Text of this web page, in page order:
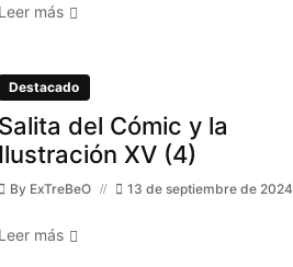
Leer más
Destacado
Salita del Cómic y la
Ilustración XV (4)
By ExTreBeO 13 de septiembre de 2024
Leer más